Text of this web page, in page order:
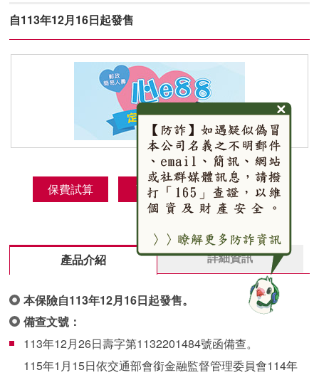
自113年12月16日起發售
保費試算 商品DM 網路投保
產品介紹 詳細資訊
本保險自113年12月16日起發售。
備查文號：
113年12月26日壽字第1132201484號函備查。
115年1月15日依交通部會銜金融監督管理委員會114年